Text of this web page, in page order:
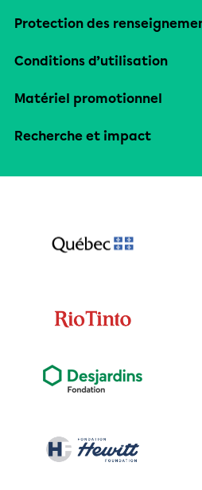
Protection des
Conditions d’utilisation
Matériel promotionnel
Recherche et impact